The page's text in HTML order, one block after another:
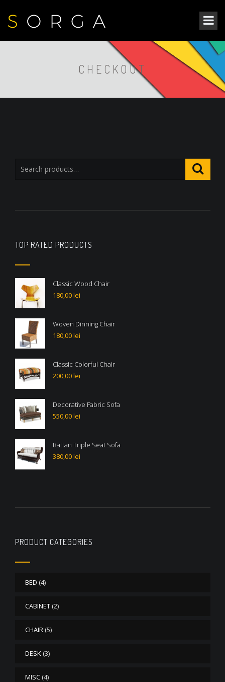
CHECKOUT
TOP RATED PRODUCTS
Classic Wood Chair
180,00lei
Woven Dinning Chair
180,00lei
Classic Colorful Chair
200,00lei
Decorative Fabric Sofa
550,00lei
Rattan Triple Seat Sofa
380,00lei
PRODUCT CATEGORIES
BED (4)
CABINET (2)
CHAIR (5)
DESK (3)
MISC (4)